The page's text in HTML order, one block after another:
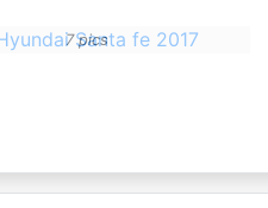
7 pics